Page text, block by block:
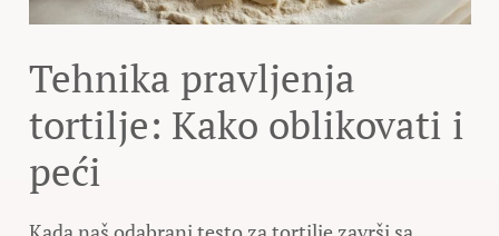
Tehnika pravljenja
tortilje: Kako oblikovati i
peći